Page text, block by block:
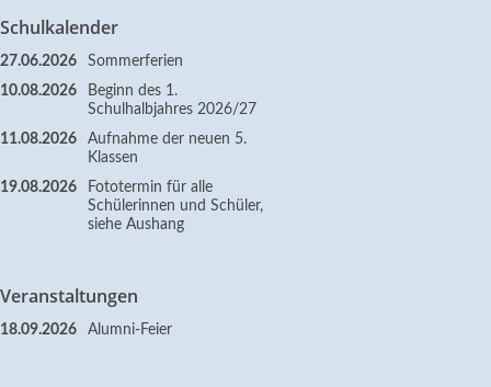
Schulkalender
27.06.2026
Sommerferien
10.08.2026
Beginn des 1.
Schulhalbjahres 2026/27
11.08.2026
Aufnahme der neuen 5.
Klassen
19.08.2026
Fototermin für alle
Schülerinnen und Schüler,
siehe Aushang
Veranstaltungen
18.09.2026 Alumni-Feier